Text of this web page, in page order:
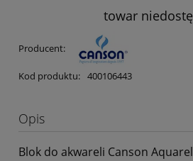
towar
Producent:
Kod produktu: 400106443
Opis
Blok do akwareli Canson